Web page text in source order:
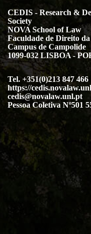
CEDIS - Research &
Society
NOVA School of Law
Faculdade de Direito
Campus de Campolide
1099-032 LISBOA -
Tel. +351(0)213 847 466
https://
cedis@novalaw.unl.pt
Pessoa Coletiva Nº501